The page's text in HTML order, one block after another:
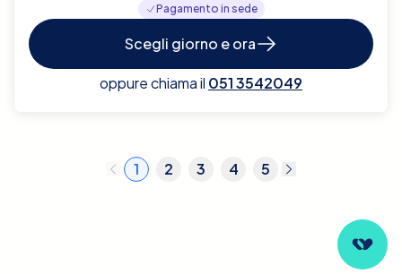
Pagamento in sede
Scegli giorno e ora
oppure chiama il 051 3542049
1 2 3 4 5